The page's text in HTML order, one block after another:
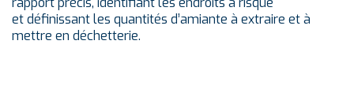
et définissant les quantités d’amiante à extraire et à
mettre en déchetterie.